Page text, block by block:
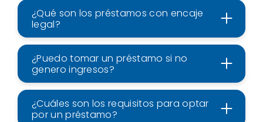
¿Qué son los préstamos con encaje
legal?
¿Puedo tomar un préstamo si no
genero ingresos?
¿Cuáles son los requisitos para optar
por un préstamo?